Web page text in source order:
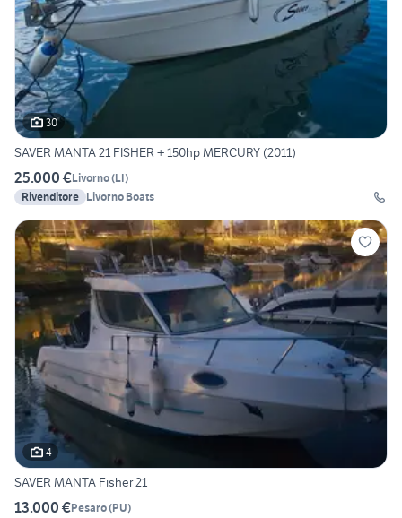
30
SAVER MANTA 21 FISHER + 150hp MERCURY (2011)
25.000 €Livorno(LI)
Rivenditore Livorno Boats
4
SAVER MANTA Fisher 21
13.000 €Pesaro(PU)